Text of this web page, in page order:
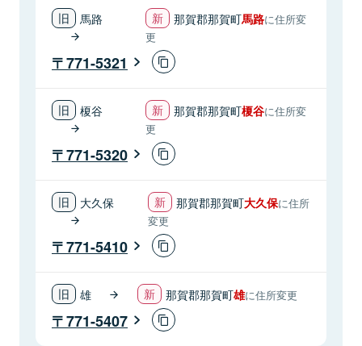
馬路 那賀郡那賀町馬路に住所変
更
771-5321
榎谷 那賀郡那賀町榎谷に住所変
更
771-5320
大久保 那賀郡那賀町大久保に住所
変更
771-5410
雄 那賀郡那賀町雄に住所変更
771-5407